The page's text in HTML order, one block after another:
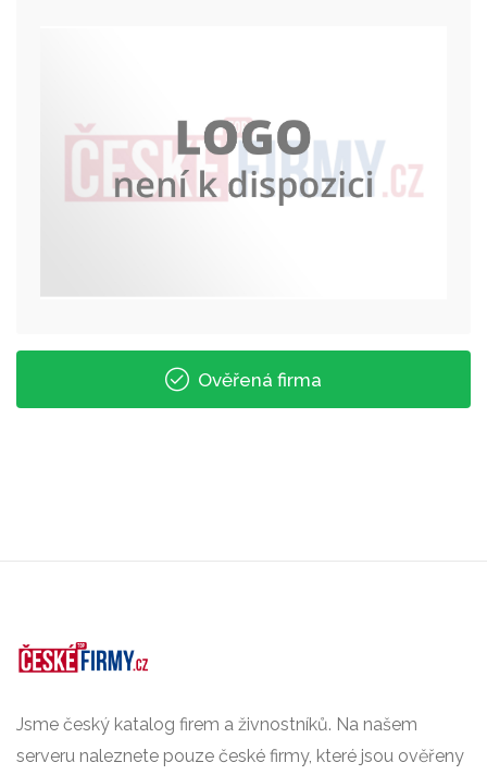
Ověřená firma
Jsme český katalog firem a živnostníků. Na našem
serveru naleznete pouze české firmy, které jsou ověřeny